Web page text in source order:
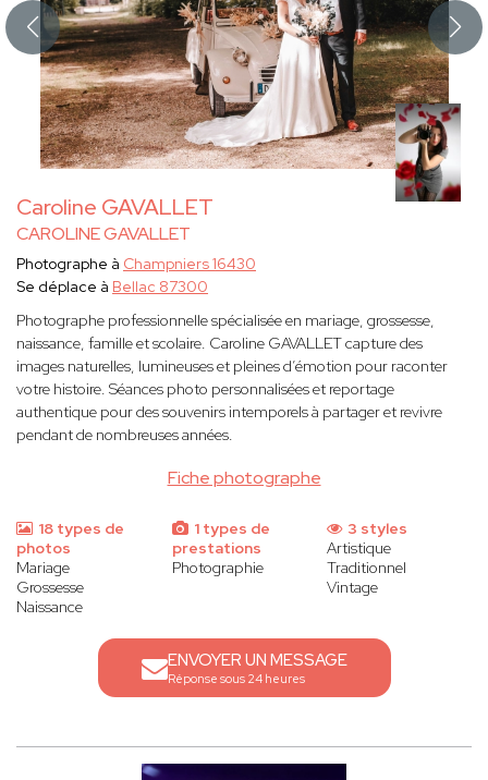
Caroline GAVALLET
CAROLINE GAVALLET
Fiche photographe
Photographe à Champniers 16430
Se déplace à Bellac 87300
Photographe professionnelle spécialisée en mariage, grossesse,
naissance, famille et scolaire. Caroline GAVALLET capture des
images naturelles, lumineuses et pleines d’émotion pour raconter
votre histoire. Séances photo personnalisées et reportage
authentique pour des souvenirs intemporels à partager et revivre
pendant de nombreuses années.
18 types de
photos
Mariage
Grossesse
Naissance
1 types de
prestations
Photographie
3 styles
Artistique
Traditionnel
Vintage
ENVOYER UN MESSAGE
Réponse sous 24 heures